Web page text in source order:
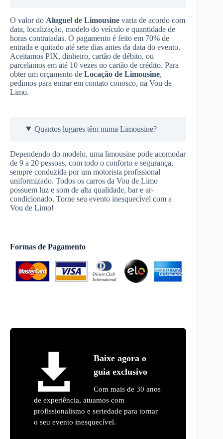
O valor do Aluguel de Limousine varia de acordo com
data, localização, modelo do veículo e quantidade de
horas contratadas. O pagamento é feito em 70% de
entrada e quitado até sete dias antes da data do evento.
Aceitamos PIX, dinheiro, cartão de débito, ou
parcelamos em até 10 vezes no cartão de crédito. Para
obter um orçamento de Locação de Limousine,
pedimos para entrar em contato conosco, na Vou de
Limo.
Quantos lugares têm numa Limousine?
Dependendo do modelo, uma limousine pode acomodar
de 9 a 20 pessoas, com todo o conforto e segurança,
sempre conduzida por um motorista profissional
uniformizado. Todos os carros da Vou de Limo
possuem luz e som de alta qualidade, bar e ar-
condicionado. Torne seu evento inesquecível com a
Vou de Limo!
Formas de Pagamento
Baixe agora o
guia exclusivo
Com mais de 30 anos
de experiência, atuamos com
profissionalismo e seriedade para tornar
o seu evento inesquecível.